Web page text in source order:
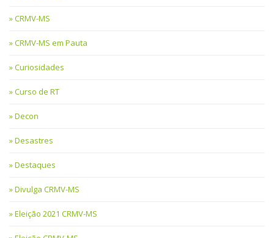
CRMV-MS
CRMV-MS em Pauta
Curiosidades
Curso de RT
Decon
Desastres
Destaques
Divulga CRMV-MS
Eleição 2021 CRMV-MS